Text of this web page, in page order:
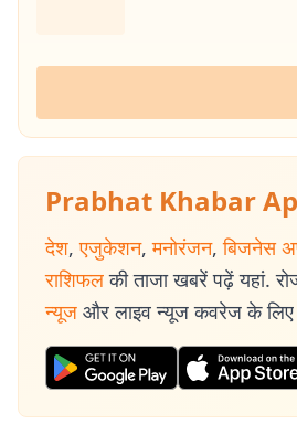
Prabhat Khabar
देश, एजुकेशन, मनोरंजन, बिजनेस
राशिफल की ताजा खबरें पढ़ें यहां.
न्यूज और लाइव न्यूज कवरेज के लिए